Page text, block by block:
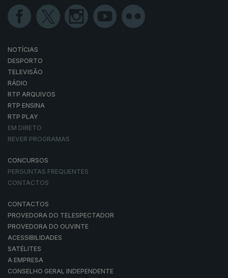
NOTÍCIAS
DESPORTO
TELEVISÃO
RÁDIO
RTP ARQUIVOS
RTP ENSINA
RTP PLAY
EM DIRETO
REVER PROGRAMAS
CONCURSOS
PERGUNTAS FREQUENTES
CONTACTOS
CONTACTOS
PROVEDORA DO TELESPECTADOR
PROVEDORA DO OUVINTE
ACESSIBILIDADES
SATÉLITES
A EMPRESA
CONSELHO GERAL INDEPENDENTE